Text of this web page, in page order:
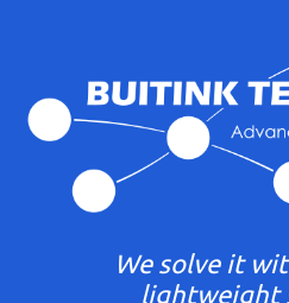
We solve it
lightweight